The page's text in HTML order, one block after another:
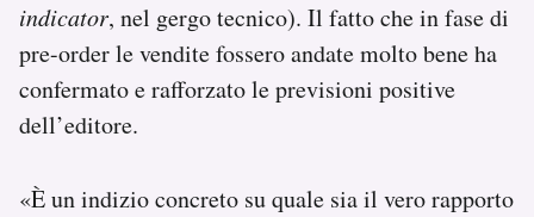
indicator, nel gergo tecnico). Il fatto che in fase di
pre-order le vendite fossero andate molto bene ha
confermato e rafforzato le previsioni positive
dell’editore.
«È un indizio concreto su quale sia il vero rapporto